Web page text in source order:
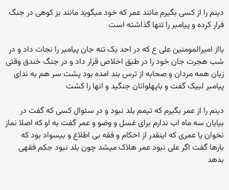
دینم را از کسی بگیرم مانند عمر که خود میگوید مانند بز کوهی در جنگ
فرار کرده و پیامبر را تنها گذاشته است
یااز امیرالمومنین علی ع که در احد یک تنه جان پیامبر را نجات داد و در
شب هجرت جان خود را در طبق اخلاص قرار داد و در جنگ خندق وقتی
زبان همه مردان و صحابه از ترس بند امده بود پشت سر هم به ندای
پیامبر لبیک گفت و باپهلوانان جنگید و انها را کشت
دینم را از عمر بگیرم که تیمم بلد نبود و در سئوال کسی که گفت در
بیایان سه ماه اب ندارم برای غسل و وضو و عمر گفت به او که اصلا نماز
نخوان یا عمری که اینقدر از احکام و فقه بی اطلاع و بیسواد بود که
بارها گفت اگر علی نبود عمر هلاک میشد چون بلد نبود جکم فقهی
بدهد